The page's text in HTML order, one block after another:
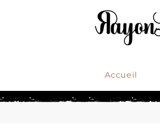
Accueil